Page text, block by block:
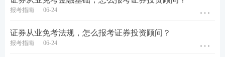
报考指南 06-24
证券从业免考法规，怎么报考证券投资顾问？
报考指南 06-24